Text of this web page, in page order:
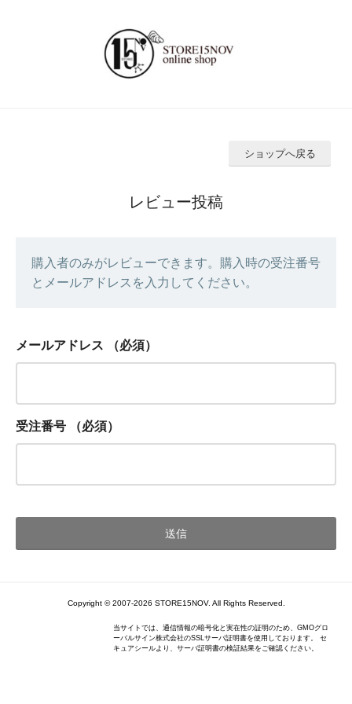
ショップへ戻る
レビュー投稿
購入者のみがレビューできます。購入時の受注番号
とメールアドレスを入力してください。
メールアドレス （必須）
受注番号 （必須）
Copyright © 2007-2026 STORE15NOV. All Rights Reserved.
当サイトでは、通信情報の暗号化と実在性の証明のため、GMOグロ
ーバルサイン株式会社のSSLサーバ証明書を使用しております。 セ
キュアシールより、サーバ証明書の検証結果をご確認ください。